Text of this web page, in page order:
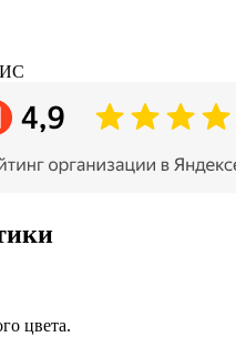
цвета.